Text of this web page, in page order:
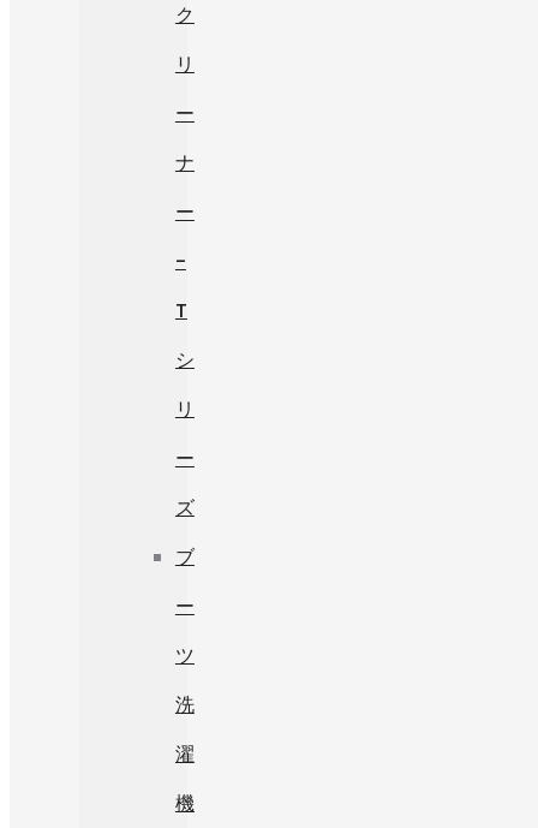
ク
リ
ー
ナ
ー
-
T
シ
リ
ー
ズ
ブ
ー
ツ
洗
濯
機